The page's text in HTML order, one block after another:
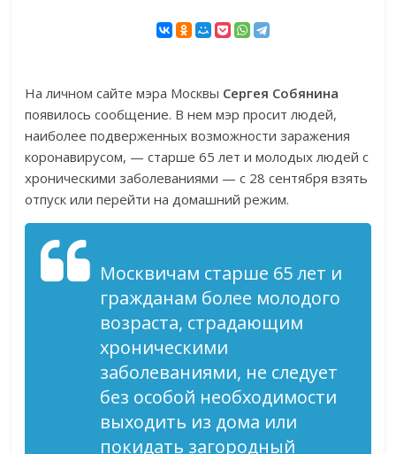
На личном сайте мэра Москвы Сергея Собянина
появилось сообщение. В нем мэр просит людей,
наиболее подверженных возможности заражения
коронавирусом, — старше 65 лет и молодых людей с
хроническими заболеваниями — с 28 сентября взять
отпуск или перейти на домашний режим.
Москвичам старше 65 лет и
гражданам более молодого
возраста, страдающим
хроническими
заболеваниями, не следует
без особой необходимости
выходить из дома или
покидать загородный